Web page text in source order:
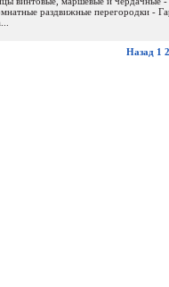
раздвижные перегородки -
Назад 1 2